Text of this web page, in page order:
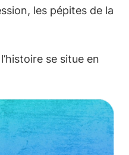
les pépites de la
se situe en